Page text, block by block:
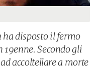
ha disposto il fermo
Secondo gli
accoltellare a morte